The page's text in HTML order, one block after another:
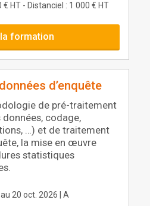
€ HT - Distanciel : 1 000 € HT
formation
d’enquête
de pré-traitement
codage,
…) et de traitement
la mise en œuvre
statistiques
20 oct. 2026 | A